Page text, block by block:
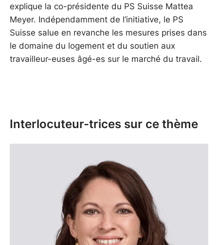
explique la co-présidente du PS Suisse Mattea
Meyer. Indépendamment de l’initiative, le PS
Suisse salue en revanche les mesures prises dans
le domaine du logement et du soutien aux
travailleur-euses âgé-es sur le marché du travail.
Interlocuteur-trices sur ce thème